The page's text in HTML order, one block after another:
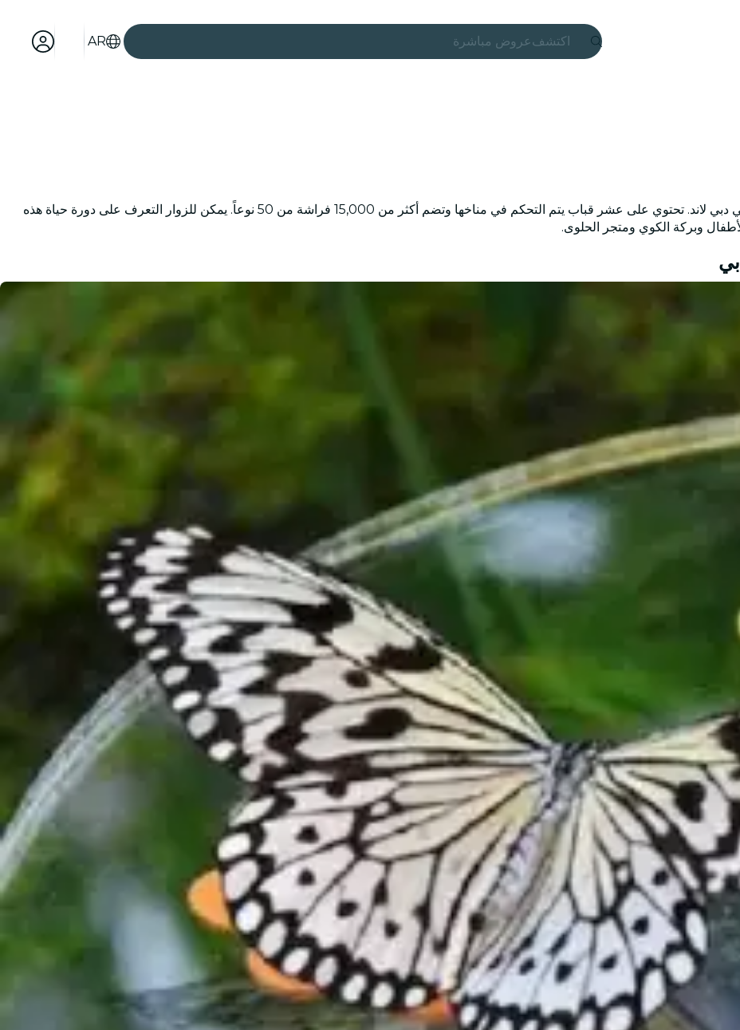
اكتشفعروض مباشرة
مدن
المعارض
سينما
AR
حديقة الفراشات دبي هي أكبر حديقة فراشات داخلية في العالم في دبي لاند. تحتوي على عشر قباب يتم التحكم في مناخها وتضم أكثر من 15,000 فراشة من 50 نوعاً. يمكن للزوار التعرف على دورة حياة هذه
وبركة الكوي ومتجر الحلوى.